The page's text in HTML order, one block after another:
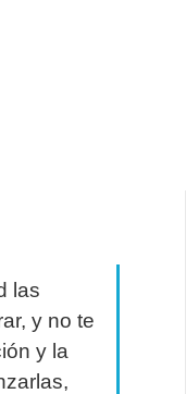
las
y no te
y la